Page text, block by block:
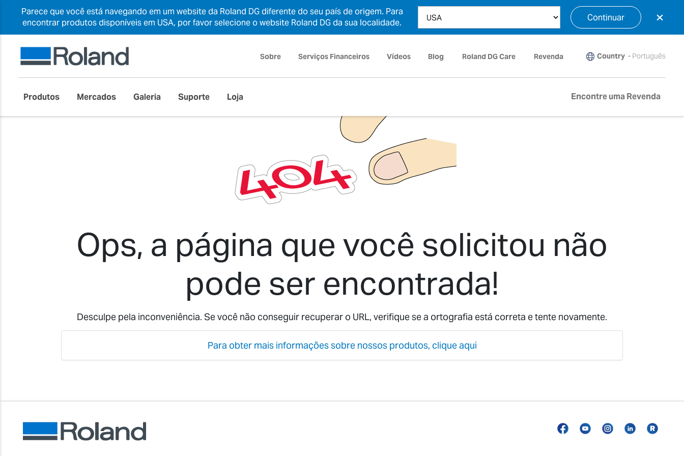
Parece que você está navegando em um website da Roland DG diferente do seu país de origem. Para
encontrar produtos disponíveis em USA, por favor selecione o website Roland DG da sua localidade.
Continuar ×
Sobre Serviços Financeiros Vídeos Blog Roland DG Care Revenda Country - Português
Produtos Mercados Galeria Suporte Loja Encontre uma Revenda
Ops, a página que você solicitou não
pode ser encontrada!
Desculpe pela inconveniência. Se você não conseguir recuperar o URL, verifique se a ortografia está correta e tente novamente.
Para obter mais informações sobre nossos produtos, clique aqui
FacebookYouTubeInstagramLinkedinRoland